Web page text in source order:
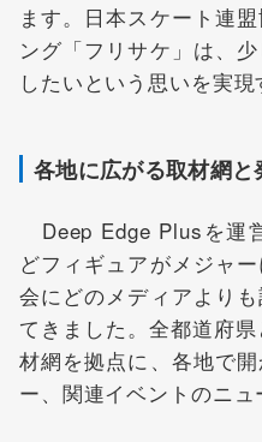
ます。日本スケート連
ング「フリサケ」は、
したいという思いを実現
各地に広がる取材網と
Deep Edge Plusを運
どフィギュアがメジャ
会にどのメディアより
てきました。全都道府
材網を拠点に、各地で
ー、関連イベントのニュ